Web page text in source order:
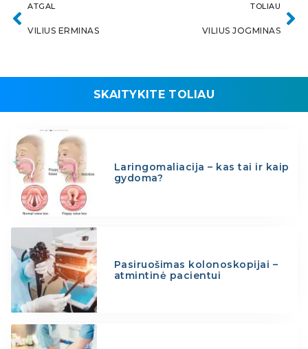
ATGAL
VILIUS ERMINAS
TOLIAU
VILIUS JOGMINAS
SKAITYKITE TOLIAU
Laringomaliacija – kas tai ir kaip
gydoma?
Pasiruošimas kolonoskopijai –
atmintinė pacientui